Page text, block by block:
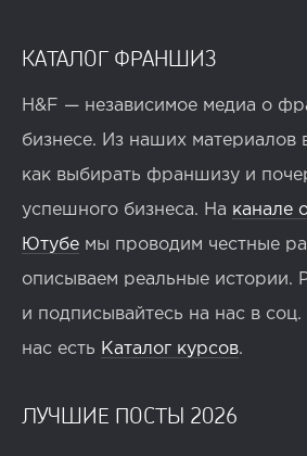
КАТАЛОГ ФРАНШИЗ
H&F — независимое медиа о
бизнесе. Из наших материалов
как выбирать франшизу и
успешного бизнеса. На канале
Ютубе мы проводим честные
описываем реальные истории.
и подписывайтесь на нас в
нас есть Каталог курсов.
ЛУЧШИЕ ПОСТЫ 2026